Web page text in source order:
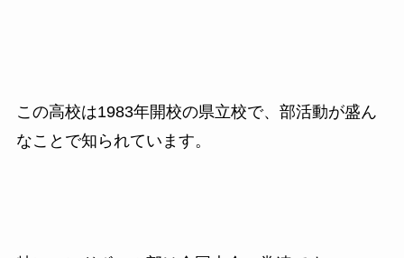
この高校は1983年開校の県立校で、部活動が盛ん
なことで知られています。